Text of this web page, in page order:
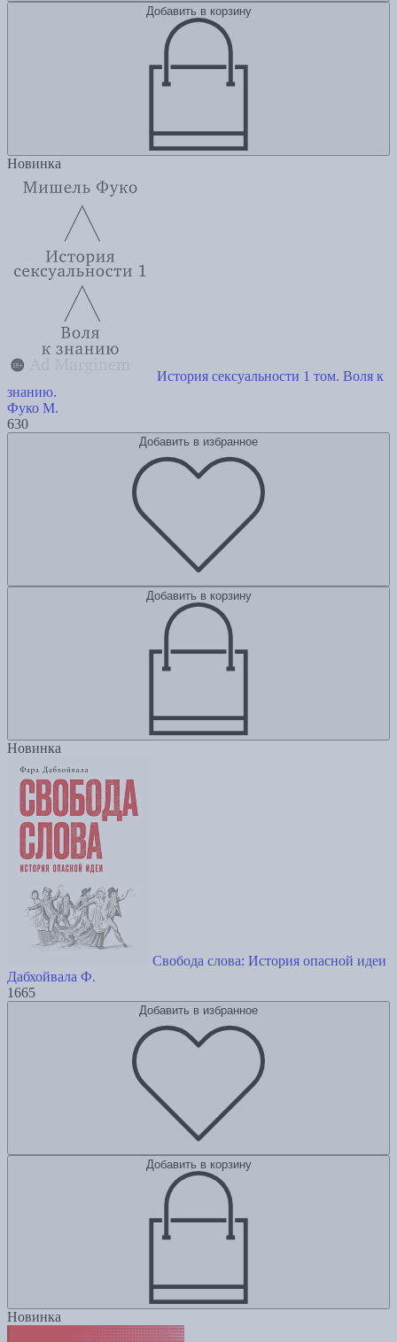
Добавить в корзину
Новинка
История сексуальности 1 том. Воля к
знанию.
Фуко М.
630
Добавить в избранное
Добавить в корзину
Новинка
Свобода слова: История опасной идеи
Дабхойвала Ф.
1665
Добавить в избранное
Добавить в корзину
Новинка